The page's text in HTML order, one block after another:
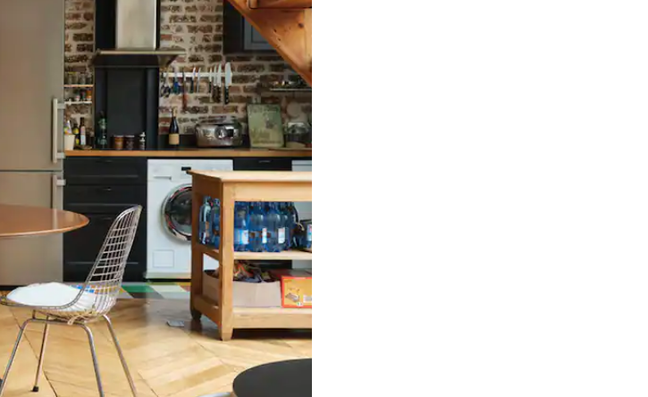
はスワイプして検索結果を確認することができます。